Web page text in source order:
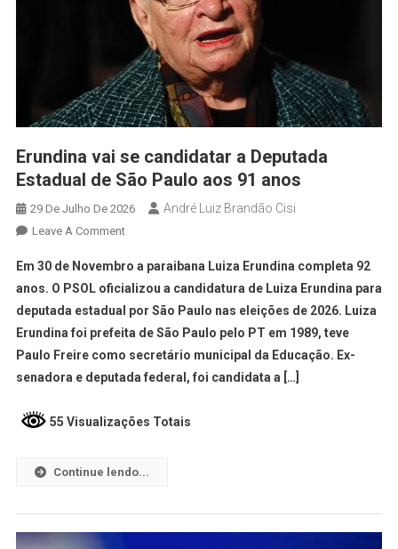
Erundina vai se candidatar a Deputada
Estadual de São Paulo aos 91 anos
29 De Julho De 2026 André Luiz Brandão Cisi
Leave A Comment
Em 30 de Novembro a paraibana Luiza Erundina completa 92
anos. O PSOL oficializou a candidatura de Luiza Erundina para
deputada estadual por São Paulo nas eleições de 2026. Luiza
Erundina foi prefeita de São Paulo pelo PT em 1989, teve
Paulo Freire como secretário municipal da Educação. Ex-
senadora e deputada federal, foi candidata a […]
55 Visualizações Totais
Continue lendo...